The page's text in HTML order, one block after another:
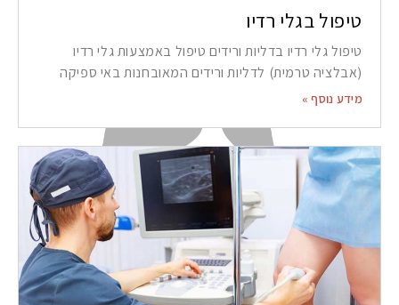
טיפול בגלי רדיו
טיפול גלי רדיו בדליות ורידים טיפול באמצעות גלי רדיו
(אבלציה טרמית) לדליות ורידים המאובחנות באי ספיקה
מידע נוסף »